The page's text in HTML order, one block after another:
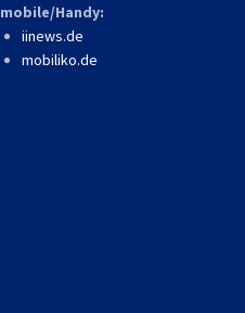
mobile/Handy:
iinews.de
mobiliko.de